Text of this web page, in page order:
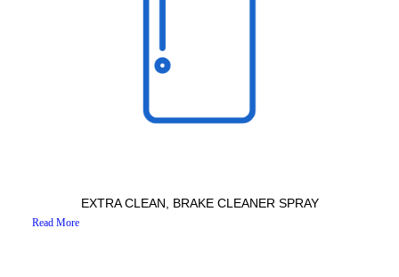
EXTRA CLEAN, BRAKE CLEANER SPRAY
Read More